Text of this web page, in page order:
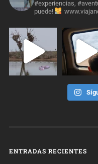
#experiencias,
puede!
ENTRADAS RECIENTES